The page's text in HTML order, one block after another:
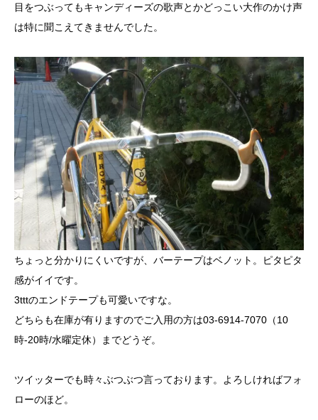
目をつぶってもキャンディーズの歌声とかどっこい大作のかけ声
は特に聞こえてきませんでした。
ちょっと分かりにくいですが、バーテープはベノット。ピタピタ
感がイイです。
3tttのエンドテープも可愛いですな。
どちらも在庫が有りますのでご入用の方は03-6914-7070（10
時-20時/水曜定休）までどうぞ。
ツイッターでも時々ぶつぶつ言っております。よろしければフォ
ローのほど。